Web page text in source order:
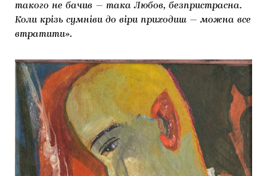
такого не бачив — така Любов, безпристрасна.
Коли крізь сумніви до віри приходиш — можна все
втратити».